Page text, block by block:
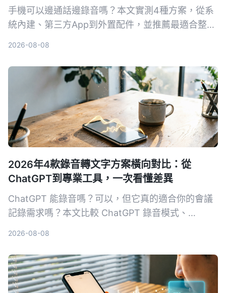
手機可以邊通話邊錄音嗎？本文實測4種方案，從系
統內建、第三方App到外置配件，並推薦最適合整理
2026-08-08
2026年4款錄音轉文字方案橫向對比：從
ChatGPT到專業工具，一次看懂差異
ChatGPT 能錄音嗎？可以，但它真的適合你的會議
記錄需求嗎？本文比較 ChatGPT 錄音模式、
到真正省時的錄音轉文字工具。
2026-08-08